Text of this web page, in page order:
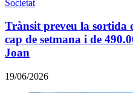
Societat
Trànsit preveu la sortida
cap de setmana i de
Joan
19/06/2026